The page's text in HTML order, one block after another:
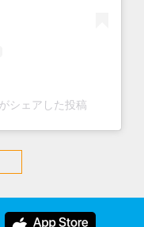
シェアした投稿